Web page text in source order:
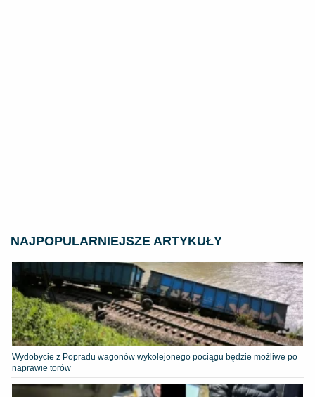
NAJPOPULARNIEJSZE ARTYKUŁY
Wydobycie z Popradu wagonów wykolejonego pociągu będzie możliwe po
naprawie torów